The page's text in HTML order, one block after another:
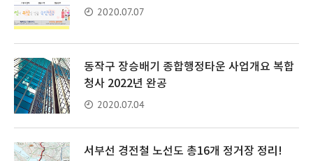
2020.07.07
동작구 장승배기 종합행정타운 사업개요 복합
청사 2022년 완공
2020.07.04
서부선 경전철 노선도 총16개 정거장 정리!